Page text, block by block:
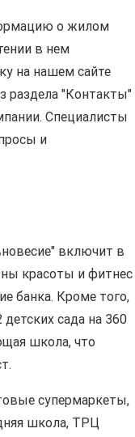
о жилом
в нем
на нашем сайте
раздела "Контакты"
Специалисты
и
включит в
красоты и фитнес
банка. Кроме того,
сада на 360
школа, что
супермаркеты,
школа, ТРЦ